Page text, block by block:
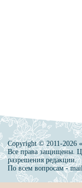
Copyright © 2011-2026 «
Все права защищены.
разрешения редакции.
По всем вопросам -